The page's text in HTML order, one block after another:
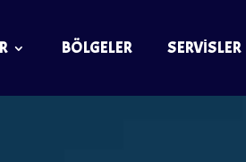
BÖLGELER SERVISLER